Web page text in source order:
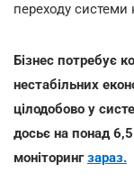
переходу
Бізнес потребує
нестабільних
цілодобово у
досьє на понад
моніторингзараз.